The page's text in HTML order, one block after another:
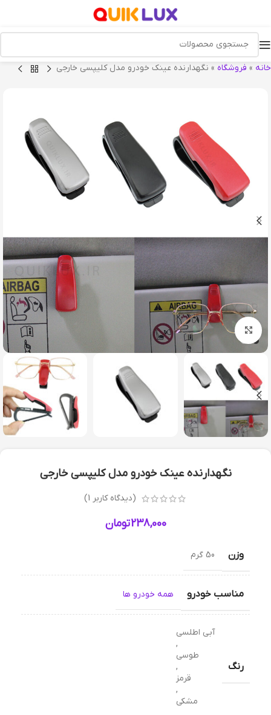
خانه » فروشگاه » نگهدارنده عینک خودرو مدل کلیپسی خارجی
بزرگنمایی تصویر
نگهدارنده عینک خودرو مدل کلیپسی خارجی
(دیدگاه کاربر 1
)
238,000تومان
وزن 50 گرم
مناسب خودرو همه خودرو ها
رنگ
آبی اطلسی
,
طوسی
,
قرمز
,
مشکی